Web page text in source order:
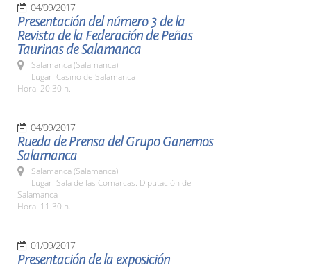
04/09/2017
Presentación del número 3 de la
Revista de la Federación de Peñas
Taurinas de Salamanca
Salamanca (Salamanca)
Lugar: Casino de Salamanca
Hora: 20:30 h.
04/09/2017
Rueda de Prensa del Grupo Ganemos
Salamanca
Salamanca (Salamanca)
Lugar: Sala de las Comarcas. Diputación de
Salamanca
Hora: 11:30 h.
01/09/2017
Presentación de la exposición